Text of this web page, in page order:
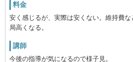
料金
安く感じるが、実際は安くない。維持費
局高くなる。
講師
今後の指導が気になるので様子見。